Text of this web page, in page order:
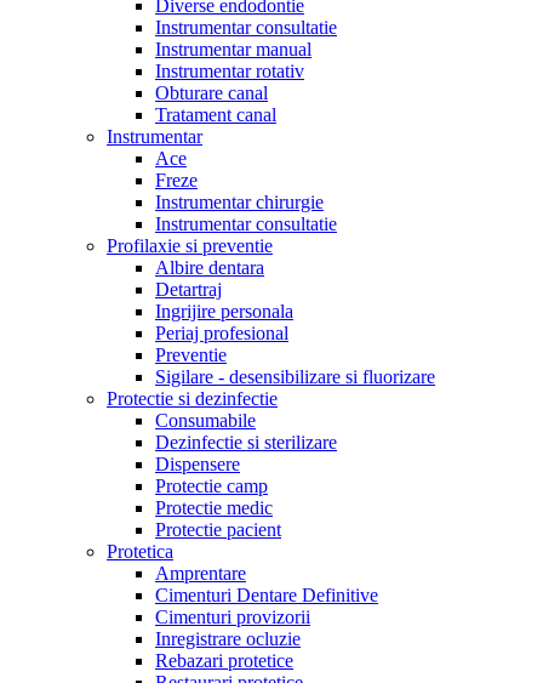
Diverse endodontie
Instrumentar consultatie
Instrumentar manual
Instrumentar rotativ
Obturare canal
Tratament canal
Instrumentar
Ace
Freze
Instrumentar chirurgie
Instrumentar consultatie
Profilaxie si preventie
Albire dentara
Detartraj
Ingrijire personala
Periaj profesional
Preventie
Sigilare - desensibilizare si fluorizare
Protectie si dezinfectie
Consumabile
Dezinfectie si sterilizare
Dispensere
Protectie camp
Protectie medic
Protectie pacient
Protetica
Amprentare
Cimenturi Dentare Definitive
Cimenturi provizorii
Inregistrare ocluzie
Rebazari protetice